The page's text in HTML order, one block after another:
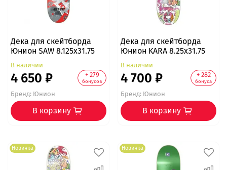
Дека для скейтборда
Юнион SAW 8.125x31.75
В наличии
4 650 ₽ + 279
бонусов
Бренд:Юнион
В корзину
Дека для скейтборда
Юнион KARA 8.25х31.75
В наличии
4 700 ₽ + 282
бонуса
Бренд:Юнион
В корзину
Новинка Новинка